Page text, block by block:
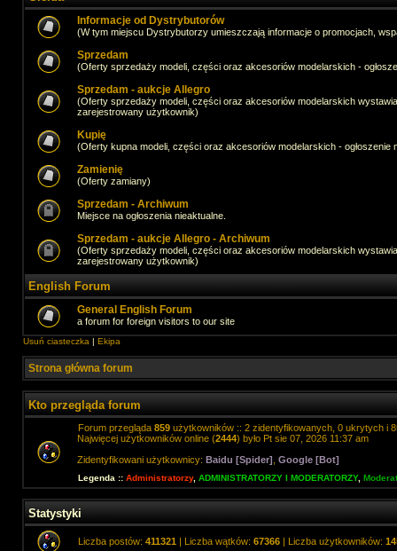
Informacje od Dystrybutorów
(W tym miejscu Dystrybutorzy umieszczają informacje o promocjach,
Sprzedam
(Oferty sprzedaży modeli, części oraz akcesoriów modelarskich -
Sprzedam - aukcje Allegro
(Oferty sprzedaży modeli, części oraz akcesoriów modelarskich
zarejestrowany użytkownik)
Kupię
(Oferty kupna modeli, części oraz akcesoriów modelarskich -
Zamienię
(Oferty zamiany)
Sprzedam - Archiwum
Miejsce na ogłoszenia nieaktualne.
Sprzedam - aukcje Allegro - Archiwum
(Oferty sprzedaży modeli, części oraz akcesoriów modelarskich
zarejestrowany użytkownik)
English Forum
General English Forum
a forum for foreign visitors to our site
Usuń ciasteczka | Ekipa
Strona główna forum
Kto przegląda forum
Forum przegląda 859 użytkowników :: 2 zidentyfikowanych, 0 ukrytych i
Najwięcej użytkowników online (2444) było Pt sie 07, 2026 11:37 am
Zidentyfikowani użytkownicy: Baidu [Spider] Google [Bot]
Legenda :: Administratorzy, ADMINISTRATORZY I MODERATORZY,
Statystyki
Liczba postów: 411321 | Liczba wątków: 67366 | Liczba użytkowników: